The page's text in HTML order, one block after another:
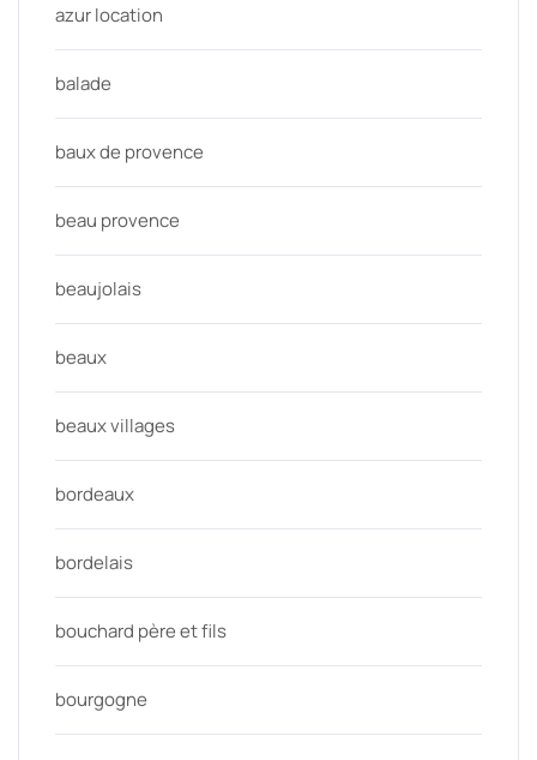
azur location
balade
baux de provence
beau provence
beaujolais
beaux
beaux villages
bordeaux
bordelais
bouchard père et fils
bourgogne